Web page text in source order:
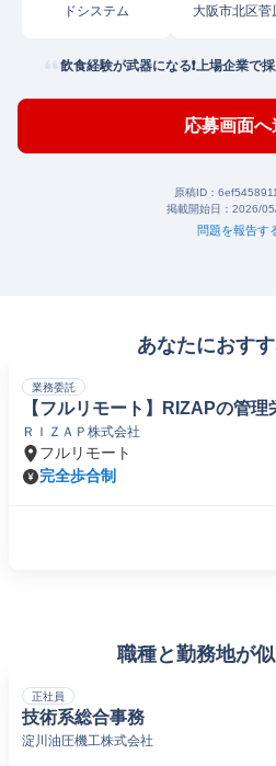
ドシステム
大阪市北区菅
飲食経験が武器になる❗上場企業で
応募画面へ
原稿ID：
掲載開始日： 2026/
問題を報告す
あなたにおす
業務委託
【フルリモート】RIZAPの管
ＲＩＺＡＰ株式会社
フルリモート
完全歩合制
職種と勤務地が
正社員
技術系総合事務
淀川油圧機工株式会社